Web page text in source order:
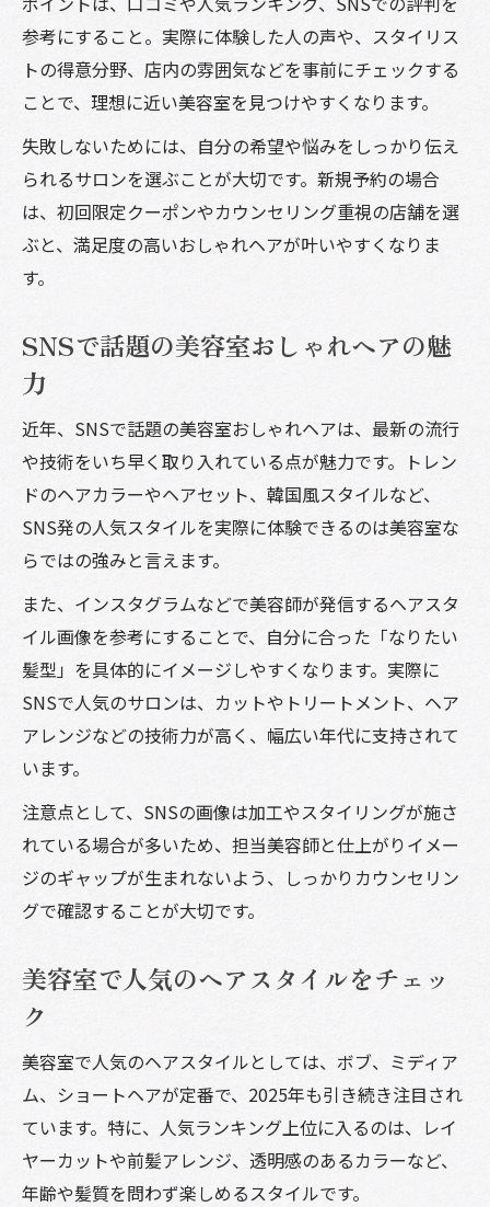
参考にすること。実際に体験した人の声や、スタイリス
トの得意分野、店内の雰囲気などを事前にチェックする
ことで、理想に近い美容室を見つけやすくなります。
失敗しないためには、自分の希望や悩みをしっかり伝え
られるサロンを選ぶことが大切です。新規予約の場合
は、初回限定クーポンやカウンセリング重視の店舗を選
ぶと、満足度の高いおしゃれヘアが叶いやすくなりま
す。
SNSで話題の美容室おしゃれヘアの魅
力
近年、SNSで話題の美容室おしゃれヘアは、最新の流行
や技術をいち早く取り入れている点が魅力です。トレン
ドのヘアカラーやヘアセット、韓国風スタイルなど、
SNS発の人気スタイルを実際に体験できるのは美容室な
らではの強みと言えます。
また、インスタグラムなどで美容師が発信するヘアスタ
イル画像を参考にすることで、自分に合った「なりたい
髪型」を具体的にイメージしやすくなります。実際に
SNSで人気のサロンは、カットやトリートメント、ヘア
アレンジなどの技術力が高く、幅広い年代に支持されて
います。
注意点として、SNSの画像は加工やスタイリングが施さ
れている場合が多いため、担当美容師と仕上がりイメー
ジのギャップが生まれないよう、しっかりカウンセリン
グで確認することが大切です。
美容室で人気のヘアスタイルをチェッ
ク
美容室で人気のヘアスタイルとしては、ボブ、ミディア
ム、ショートヘアが定番で、2025年も引き続き注目され
ています。特に、人気ランキング上位に入るのは、レイ
ヤーカットや前髪アレンジ、透明感のあるカラーなど、
年齢や髪質を問わず楽しめるスタイルです。